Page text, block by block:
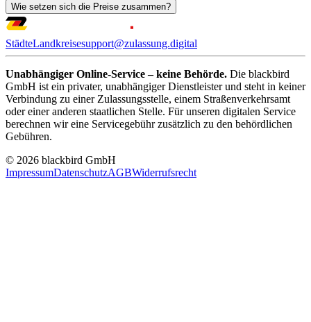
Wie setzen sich die Preise zusammen?
StädteLandkreisesupport@zulassung.digital
Unabhängiger Online-Service – keine Behörde. Die blackbird
GmbH ist ein privater, unabhängiger Dienstleister und steht in keiner
Verbindung zu einer Zulassungsstelle, einem Straßenverkehrsamt
oder einer anderen staatlichen Stelle. Für unseren digitalen Service
berechnen wir eine Servicegebühr zusätzlich zu den behördlichen
Gebühren.
© 2026 blackbird GmbH
ImpressumDatenschutzAGBWiderrufsrecht